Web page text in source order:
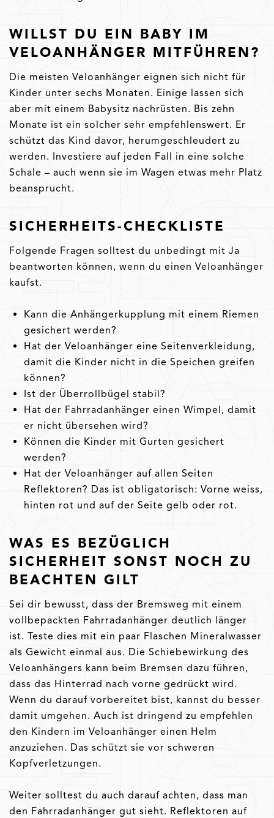
WILLST DU EIN BABY IM
VELOANHÄNGER MITFÜHREN?
Die meisten Veloanhänger eignen sich nicht für
Kinder unter sechs Monaten. Einige lassen sich
aber mit einem Babysitz nachrüsten. Bis zehn
Monate ist ein solcher sehr empfehlenswert. Er
schützt das Kind davor, herumgeschleudert zu
werden. Investiere auf jeden Fall in eine solche
Schale – auch wenn sie im Wagen etwas mehr Platz
beansprucht.
SICHERHEITS-CHECKLISTE
Folgende Fragen solltest du unbedingt mit Ja
beantworten können, wenn du einen Veloanhänger
kaufst.
Kann die Anhängerkupplung mit einem Riemen
gesichert werden?
Hat der Veloanhänger eine Seitenverkleidung,
damit die Kinder nicht in die Speichen greifen
können?
Ist der Überrollbügel stabil?
Hat der Fahrradanhänger einen Wimpel, damit
er nicht übersehen wird?
Können die Kinder mit Gurten gesichert
werden?
Hat der Veloanhänger auf allen Seiten
Reflektoren? Das ist obligatorisch: Vorne weiss,
hinten rot und auf der Seite gelb oder rot.
WAS ES BEZÜGLICH
SICHERHEIT SONST NOCH ZU
BEACHTEN GILT
Sei dir bewusst, dass der Bremsweg mit einem
vollbepackten Fahrradanhänger deutlich länger
ist. Teste dies mit ein paar Flaschen Mineralwasser
als Gewicht einmal aus. Die Schiebewirkung des
Veloanhängers kann beim Bremsen dazu führen,
dass das Hinterrad nach vorne gedrückt wird.
Wenn du darauf vorbereitet bist, kannst du besser
damit umgehen. Auch ist dringend zu empfehlen
den Kindern im Veloanhänger einen Helm
anzuziehen. Das schützt sie vor schweren
Kopfverletzungen.
Weiter solltest du auch darauf achten, dass man
den Fahrradanhänger gut sieht. Reflektoren auf